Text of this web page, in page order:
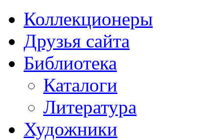
Коллекционеры
Друзья сайта
Библиотека
Каталоги
Литература
Художники